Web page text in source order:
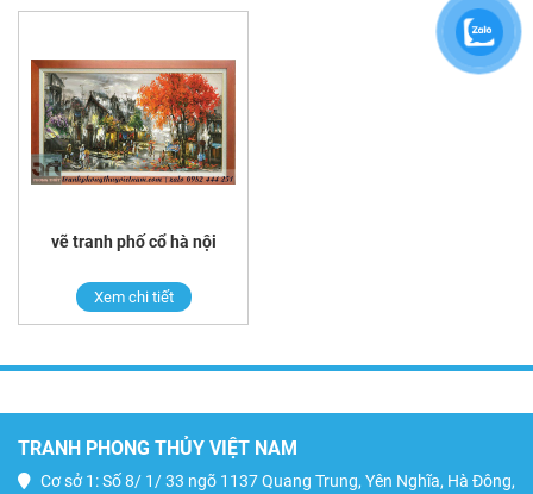
vẽ tranh phố cổ hà nội
Xem chi tiết
TRANH PHONG THỦY VIỆT NAM
Cơ sở 1: Số 8/ 1/ 33 ngõ 1137 Quang Trung, Yên Nghĩa, Hà Đông,